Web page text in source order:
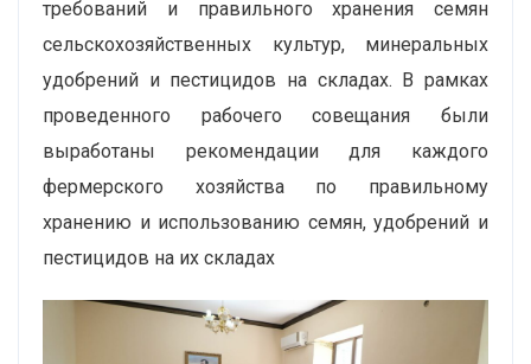
требований и правильного хранения семян
сельскохозяйственных культур, минеральных
удобрений и пестицидов на складах. В рамках
проведенного рабочего совещания были
выработаны рекомендации для каждого
фермерского хозяйства по правильному
хранению и использованию семян, удобрений и
пестицидов на их складах